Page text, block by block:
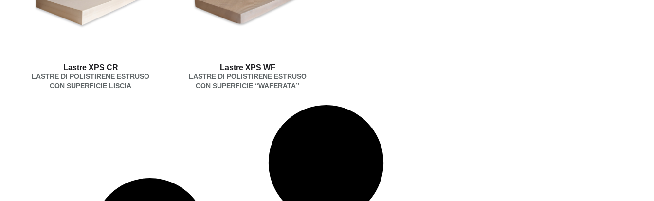
Lastre XPS CR
LASTRE DI POLISTIRENE ESTRUSO
CON SUPERFICIE LISCIA
Lastre XPS WF
LASTRE DI POLISTIRENE ESTRUSO
CON SUPERFICIE “WAFERATA”